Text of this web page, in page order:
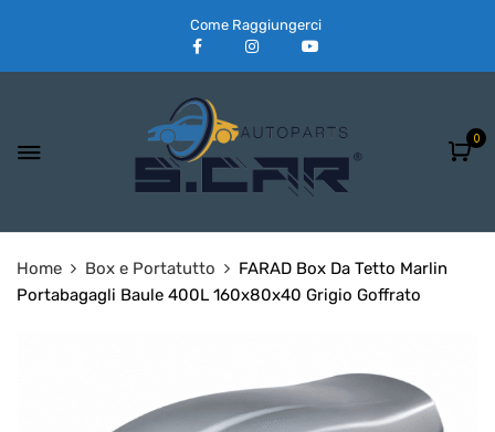
Come Raggiungerci
0
Home Box e Portatutto
FARAD Box Da Tetto Marlin
Portabagagli Baule 400L 160x80x40 Grigio Goffrato